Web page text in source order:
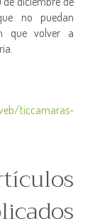
no puedan
que volver a
ticcamaras-